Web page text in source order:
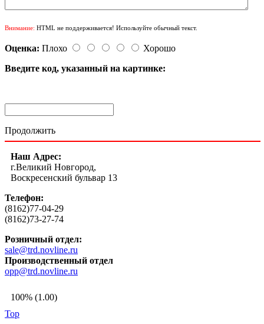
Внимание: HTML не поддерживается! Используйте обычный текст.
Оценка: Плохо
Хорошо
Введите код, указанный на картинке:
Продолжить
Наш Адрес:
г.Великий Новгород,
Воскресенский бульвар 13
Телефон:
(8162)77-04-29
(8162)73-27-74
Розничный отдел:
sale@trd.novline.ru
Производственный отдел
opp@trd.novline.ru
100% (1.00)
Top